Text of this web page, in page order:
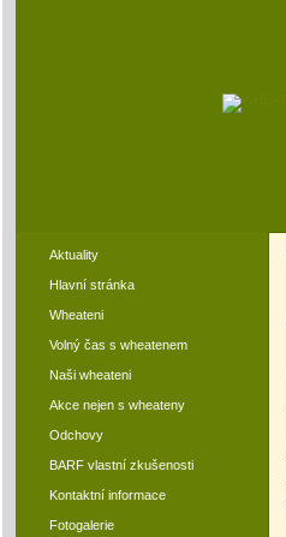
Aktuality
Hlavní stránka
Wheateni
Volný čas s wheatenem
Naši wheateni
Akce nejen s wheateny
Odchovy
BARF vlastní zkušenosti
Kontaktní informace
Fotogalerie